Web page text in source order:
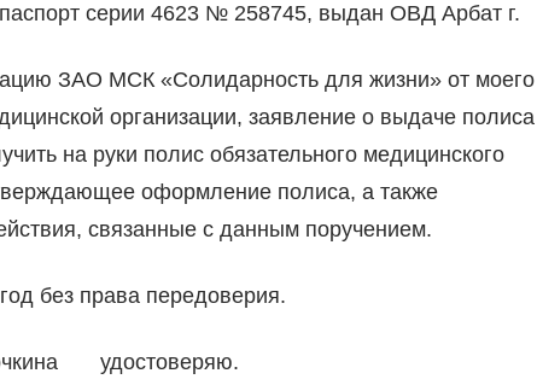
серии 4623 № 258745, выдан ОВД Арбат г.
ЗАО МСК «Солидарность для жизни» от моего
организации, заявление о выдаче полиса
на руки полис обязательного медицинского
оформление полиса, а также
связанные с данным поручением.
без права передоверия.
удостоверяю.